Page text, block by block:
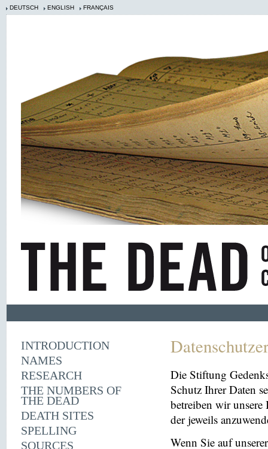
DEUTSCH ENGLISH FRANÇAIS
INTRODUCTION
NAMES
RESEARCH
THE NUMBERS OF
THE DEAD
DEATH SITES
SPELLING
SOURCES
Die Stiftung
Schutz Ihrer Daten
betreiben wir
der jeweils
Wenn Sie auf